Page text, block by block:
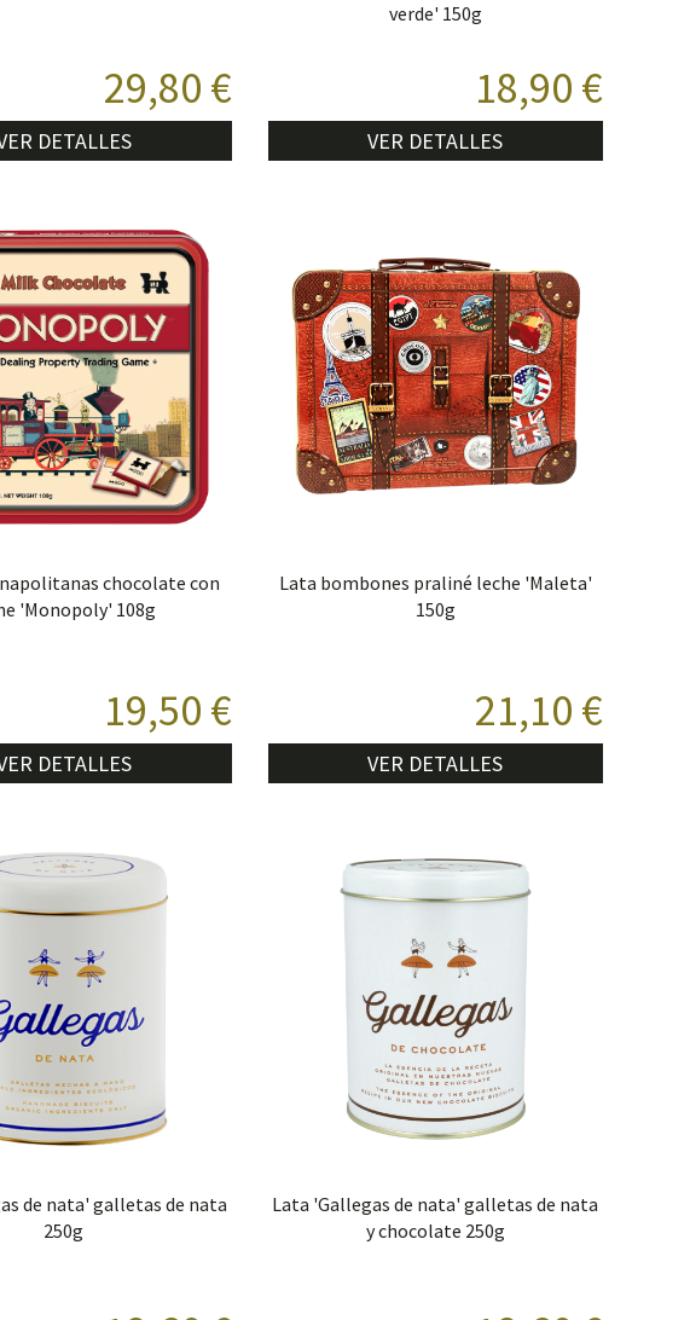
29,80 €
DETALLES
verde' 150g
18,90 €
VER DETALLES
chocolate con
'Monopoly' 108g
19,50 €
DETALLES
Lata bombones praliné leche 'Maleta'
150g
21,10 €
VER DETALLES
de nata' galletas de nata
250g
Lata 'Gallegas de nata' galletas de nata
y chocolate 250g